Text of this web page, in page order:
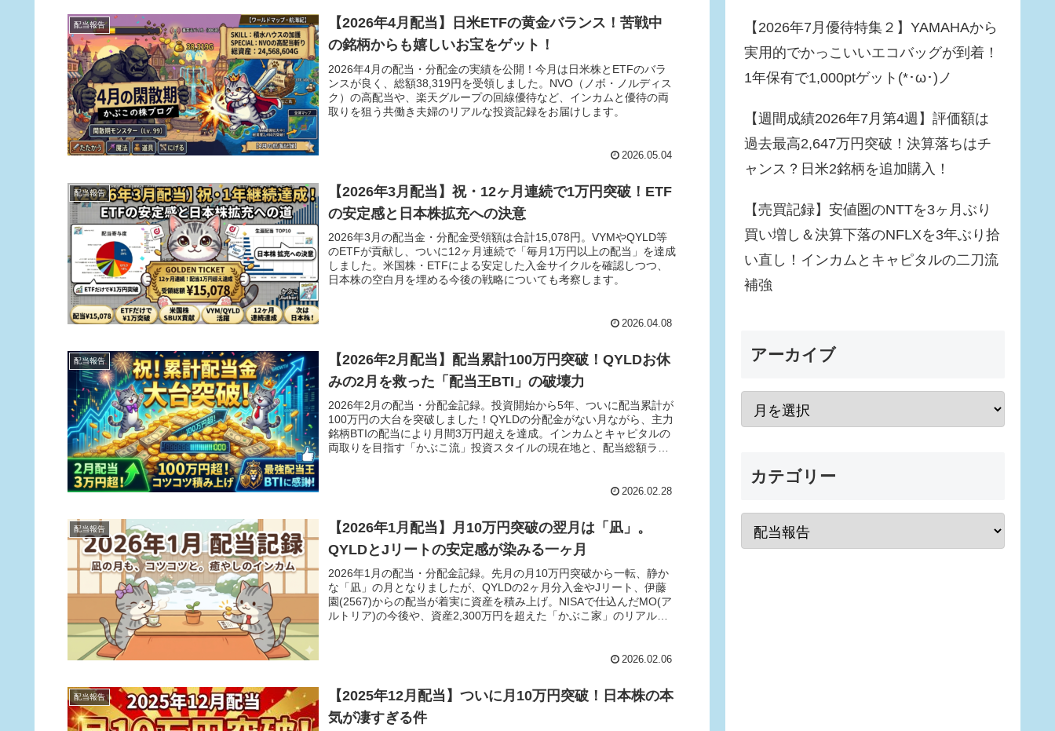
配当報告
【2026年4月配当】日米ETFの黄金バランス！苦戦中
の銘柄からも嬉しいお宝をゲット！
2026年4月の配当・分配金の実績を公開！今月は日米株とETFのバラ
ンスが良く、総額38,319円を受領しました。NVO（ノボ・ノルディス
ク）の高配当や、楽天グループの回線優待など、インカムと優待の両
取りを狙う共働き夫婦のリアルな投資記録をお届けします。
2026.05.04
配当報告
【2026年3月配当】祝・12ヶ月連続で1万円突破！ETF
の安定感と日本株拡充への決意
2026年3月の配当金・分配金受領額は合計15,078円。VYMやQYLD等
のETFが貢献し、ついに12ヶ月連続で「毎月1万円以上の配当」を達成
しました。米国株・ETFによる安定した入金サイクルを確認しつつ、
日本株の空白月を埋める今後の戦略についても考察します。
2026.04.08
配当報告
【2026年2月配当】配当累計100万円突破！QYLDお休
みの2月を救った「配当王BTI」の破壊力
2026年2月の配当・分配金記録。投資開始から5年、ついに配当累計が
100万円の大台を突破しました！QYLDの分配金がない月ながら、主力
銘柄BTIの配当により月間3万円超えを達成。インカムとキャピタルの
両取りを目指す「かぶこ流」投資スタイルの現在地と、配当総額ラン
2026.02.28
配当報告
【2026年1月配当】月10万円突破の翌月は「凪」。
QYLDとJリートの安定感が染みる一ヶ月
2026年1月の配当・分配金記録。先月の月10万円突破から一転、静か
な「凪」の月となりましたが、QYLDの2ヶ月分入金やJリート、伊藤
園(2567)からの配当が着実に資産を積み上げ。NISAで仕込んだMO(ア
ルトリア)の今後や、資産2,300万円を超えた「かぶこ家」のリアルな
2026.02.06
配当報告
【2025年12月配当】ついに月10万円突破！日本株の本
気が凄すぎる件
【2026年7月優待特集２】YAMAHAから
実用的でかっこいいエコバッグが到着！
1年保有で1,000ptゲット(*･ω･)ノ
【週間成績2026年7月第4週】評価額は
過去最高2,647万円突破！決算落ちはチ
ャンス？日米2銘柄を追加購入！
【売買記録】安値圏のNTTを3ヶ月ぶり
買い増し＆決算下落のNFLXを3年ぶり拾
い直し！インカムとキャピタルの二刀流
補強
アーカイブ
カテゴリー